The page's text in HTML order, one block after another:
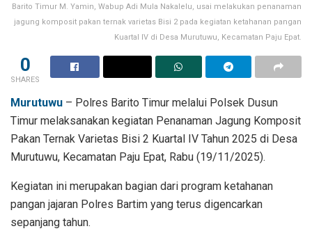
Barito Timur M. Yamin, Wabup Adi Mula Nakalelu, usai melakukan penanaman
jagung komposit pakan ternak varietas Bisi 2 pada kegiatan ketahanan pangan
Kuartal IV di Desa Murutuwu, Kecamatan Paju Epat.
0
SHARES
Murutuwu – Polres Barito Timur melalui Polsek Dusun
Timur melaksanakan kegiatan Penanaman Jagung Komposit
Pakan Ternak Varietas Bisi 2 Kuartal IV Tahun 2025 di Desa
Murutuwu, Kecamatan Paju Epat, Rabu (19/11/2025).
Kegiatan ini merupakan bagian dari program ketahanan
pangan jajaran Polres Bartim yang terus digencarkan
sepanjang tahun.